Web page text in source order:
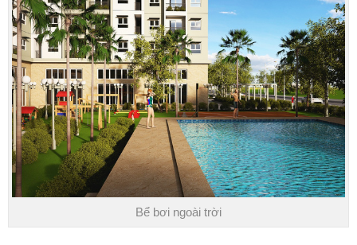
Bể bơi ngoài trời